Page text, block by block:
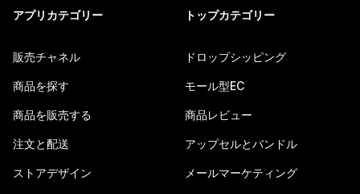
アプリカテゴリー
販売チャネル
商品を探す
商品を販売する
注文と配送
ストアデザイン
トップカテゴリー
ドロップシッピング
モール型EC
商品レビュー
アップセルとバンドル
メールマーケティング